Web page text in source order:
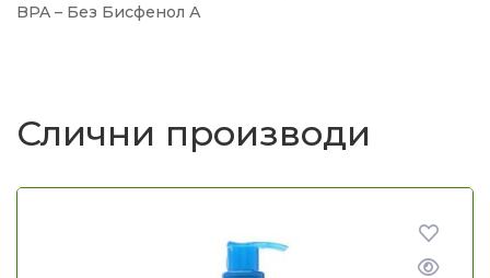
BPA – Без Бисфенол А
Слични производи